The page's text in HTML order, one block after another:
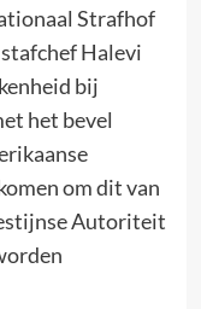
Strafhof
Halevi
bij
het bevel
om dit van
Autoriteit